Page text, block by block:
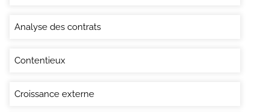
Analyse des contrats
Contentieux
Croissance externe